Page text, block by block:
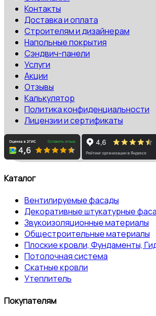
Контакты
Доставка и оплата
Строителям и дизайнерам
Напольные покрытия
Сэндвич-панели
Услуги
Акции
Отзывы
Калькулятор
Политика конфиденциальности
Лицензии и сертификаты
Каталог
Вентилируемые фасады
Декоративные штукатурные
Звукоизоляционные материалы
Общестроительные материалы
Плоские кровли, Фундаменты,
Потолочная система
Скатные кровли
Утеплитель
Покупателям